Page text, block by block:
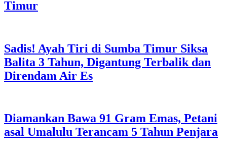
Timur
Sadis! Ayah Tiri di Sumba Timur Siksa
Balita 3 Tahun, Digantung Terbalik dan
Direndam Air Es
Diamankan Bawa 91 Gram Emas, Petani
asal Umalulu Terancam 5 Tahun Penjara